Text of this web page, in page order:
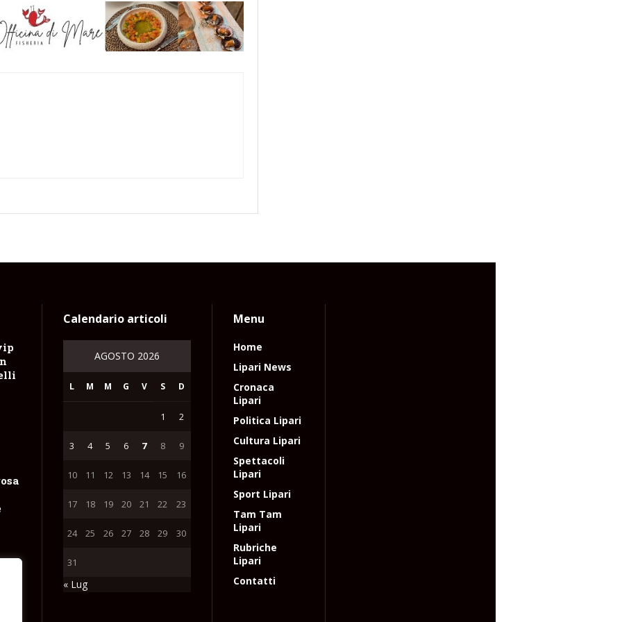
Calendario articoli
AGOSTO 2026
L M M G V S D
1 2
3 4 5 6 7 8 9
10 11 12 13 14 15 16
17 18 19 20 21 22 23
24 25 26 27 28 29 30
31
« Lug
Menu
Home
Lipari News
Cronaca
Lipari
Politica Lipari
Cultura Lipari
Spettacoli
Lipari
Sport Lipari
Tam Tam
Lipari
Rubriche
Lipari
Contatti